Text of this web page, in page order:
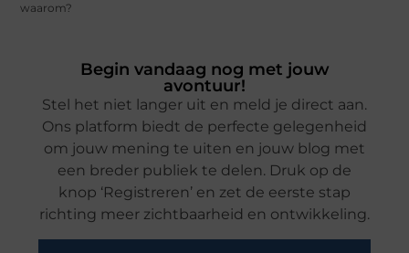
waarom?
Begin vandaag nog met jouw
avontuur!
Stel het niet langer uit en meld je direct aan.
Ons platform biedt de perfecte gelegenheid
om jouw mening te uiten en jouw blog met
een breder publiek te delen. Druk op de
knop ‘Registreren’ en zet de eerste stap
richting meer zichtbaarheid en ontwikkeling.